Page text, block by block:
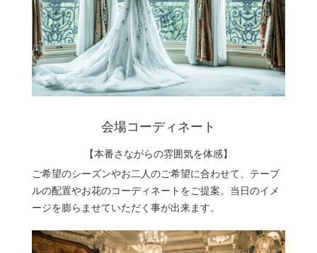
会場コーディネート
【本番さながらの雰囲気を体感】
ご希望のシーズンやお二人のご希望に合わせて、テーブ
ルの配置やお花のコーディネートをご提案。当日のイメ
ージを膨らませていただく事が出来ます。